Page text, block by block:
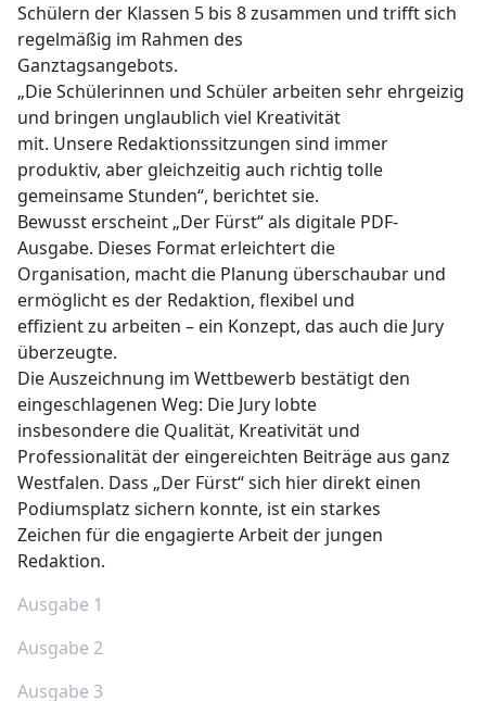
Schülern der Klassen 5 bis 8 zusammen und trifft sich
regelmäßig im Rahmen des
Ganztagsangebots.
„Die Schülerinnen und Schüler arbeiten sehr ehrgeizig
und bringen unglaublich viel Kreativität
mit. Unsere Redaktionssitzungen sind immer
produktiv, aber gleichzeitig auch richtig tolle
gemeinsame Stunden“, berichtet sie.
Bewusst erscheint „Der Fürst“ als digitale PDF-
Ausgabe. Dieses Format erleichtert die
Organisation, macht die Planung überschaubar und
ermöglicht es der Redaktion, flexibel und
effizient zu arbeiten – ein Konzept, das auch die Jury
überzeugte.
Die Auszeichnung im Wettbewerb bestätigt den
eingeschlagenen Weg: Die Jury lobte
insbesondere die Qualität, Kreativität und
Professionalität der eingereichten Beiträge aus ganz
Westfalen. Dass „Der Fürst“ sich hier direkt einen
Podiumsplatz sichern konnte, ist ein starkes
Zeichen für die engagierte Arbeit der jungen
Redaktion.
Ausgabe 1
Ausgabe 2
Ausgabe 3